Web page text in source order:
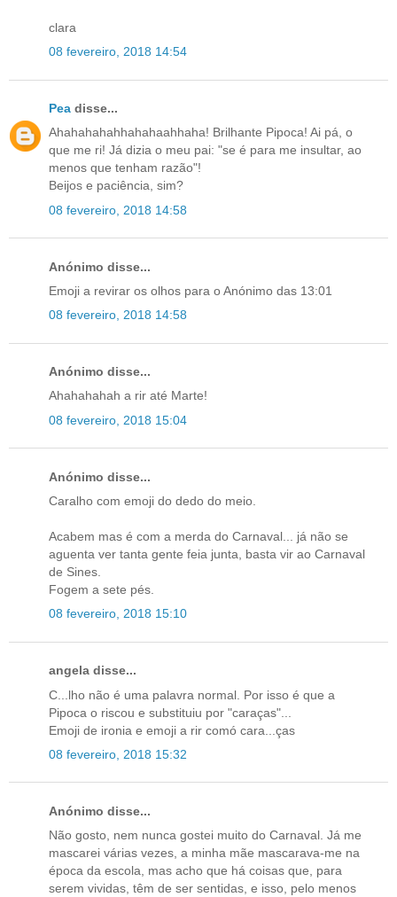
clara
08 fevereiro, 2018 14:54
Pea disse...
Ahahahahahhahahaahhaha! Brilhante Pipoca! Ai pá, o
que me ri! Já dizia o meu pai: "se é para me insultar, ao
menos que tenham razão"!
Beijos e paciência, sim?
08 fevereiro, 2018 14:58
Anónimo disse...
Emoji a revirar os olhos para o Anónimo das 13:01
08 fevereiro, 2018 14:58
Anónimo disse...
Ahahahahah a rir até Marte!
08 fevereiro, 2018 15:04
Anónimo disse...
Caralho com emoji do dedo do meio.
Acabem mas é com a merda do Carnaval... já não se
aguenta ver tanta gente feia junta, basta vir ao Carnaval
de Sines.
Fogem a sete pés.
08 fevereiro, 2018 15:10
angela disse...
C...lho não é uma palavra normal. Por isso é que a
Pipoca o riscou e substituiu por "caraças"...
Emoji de ironia e emoji a rir comó cara...ças
08 fevereiro, 2018 15:32
Anónimo disse...
Não gosto, nem nunca gostei muito do Carnaval. Já me
mascarei várias vezes, a minha mãe mascarava-me na
época da escola, mas acho que há coisas que, para
serem vividas, têm de ser sentidas, e isso, pelo menos